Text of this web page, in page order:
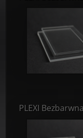
PLEXI